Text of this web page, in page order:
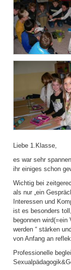
Liebe 1.Klasse,
es war sehr
ihr einiges schon
Wichtig bei
als nur „ein
Interessen und
ist es besonders
begonnen
werden “ stärken
von Anfang an
Professionelle